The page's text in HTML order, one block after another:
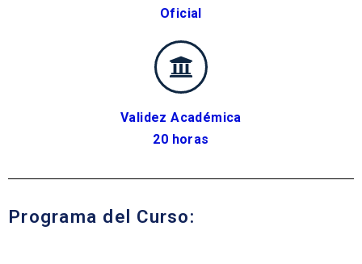
Oficial
Validez Académica
20 horas
Programa del Curso: